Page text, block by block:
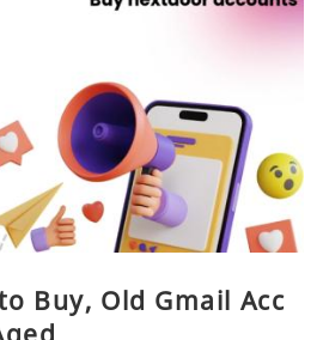
Buy, Old Gmail Acc